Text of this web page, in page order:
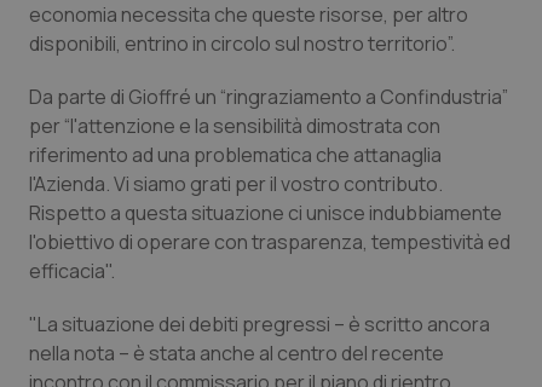
Psoriasi & pelle
Quotidiano Cardiologia
Quotidiano Chirurgia
Quotidiano Oncologia
Rene & patologie urogenitali
economia necessita che queste risorse, per altro
disponibili, entrino in circolo sul nostro territorio”.
Da parte di Gioffré un “ringraziamento a Confindustria”
per “l'attenzione e la sensibilità dimostrata con
riferimento ad una problematica che attanaglia
l'Azienda. Vi siamo grati per il vostro contributo.
Rispetto a questa situazione ci unisce indubbiamente
l'obiettivo di operare con trasparenza, tempestività ed
efficacia".
"La situazione dei debiti pregressi – è scritto ancora
nella nota – è stata anche al centro del recente